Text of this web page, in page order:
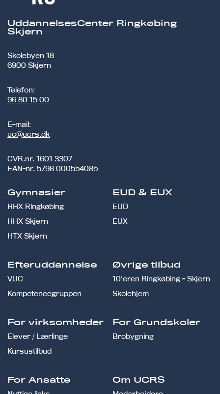
UddannelsesCenter Ringkøbing
Skjern
Skolebyen 18
6900 Skjern
Telefon:
96 80 15 00
E-mail:
uc@ucrs.dk
CVR.nr. 1601 3307
EAN-nr. 5798 000554085
Gymnasier
HHX Ringkøbing
HHX Skjern
HTX Skjern
EUD & EUX
EUD
EUX
Efteruddannelse
VUC
Kompetencegruppen
Øvrige tilbud
10'eren Ringkøbing - Skjern
Skolehjem
For virksomheder
Elever / Lærlinge
Kursustilbud
For Grundskoler
Brobygning
For Ansatte
Om UCRS